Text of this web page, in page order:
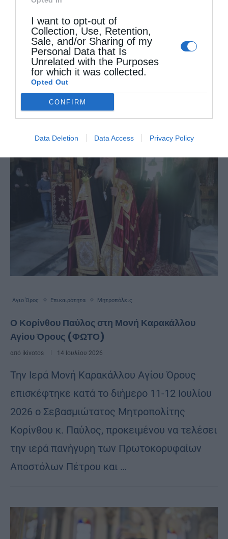
I want to opt-out of
Collection, Use, Retention,
Sale, and/or Sharing of my
Personal Data that Is
Unrelated with the Purposes
for which it was collected.
Opted Out
CONFIRM
Data Deletion Data Access Privacy Policy
Τήν Κυριακήν, 29ην Ἰουνίου /12ην Ἰουλίου
2026, ἑωρτάσθη ὑπό τοῦ Πατριαρχείου ἡ
μνήμη τῶν ἁγίων ἐνδόξων Πρωτοκορυφαίων
ἀποστόλων Πέτρου και Παύλου εἰς τήν ἐπ’
ὀνόματι αὐτῶν Ἱεράν Μονήν -μετά τοῦ ἐπ’
ὀνόματι …
Άγιο Όρος Επικαιρότητα Μητροπόλεις
Ο Κορίνθου Παύλος στη Μονή Καρακάλλου
Αγίου Όρους (ΦΩΤΟ)
από ikivotos 14 Ιουλίου 2026
Την Ιερά Μονή Καρακάλλου Αγίου Όρους
επισκέφτηκε κατά το διήμερο 11-12 Ιουλίου
2026 ο Σεβασμιώτατος Μητροπολίτης
Κορίνθου κ. Παύλος, προκειμένου να τελέσει
την ιερά πανήγυρη των Πρωτοκορυφαίων
Αποστόλων Πέτρου και …